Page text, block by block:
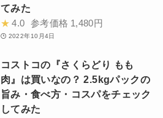
てみた
★ 4.0 参考価格 1,480円
2022年10月4日
コストコの『さくらどり もも
肉』は買いなの？ 2.5kgパックの
旨み・食べ方・コスパをチェック
してみた